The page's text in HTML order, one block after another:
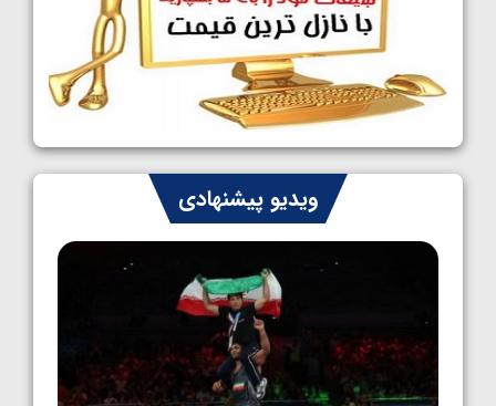
ایران مشخص شدند
1405/05/08
کشتی فرنگی نوجوانان جهان؛ سکوی تیمی
سوم برای ایران
1405/05/07
ایران چشم به راه چهار مدال در پنج وزن دوم
کشتی فرنگی نوجوانان جهان
1405/05/06
ویدیو پیشنهادی